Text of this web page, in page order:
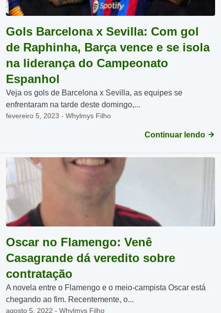
Gols Barcelona x Sevilla: Com gol
de Raphinha, Barça vence e se isola
na liderança do Campeonato
Espanhol
Veja os gols de Barcelona x Sevilla, as equipes se
enfrentaram na tarde deste domingo,...
fevereiro 5, 2023 - Whylmys Filho
Continuar lendo
Oscar no Flamengo: Venê
Casagrande dá veredito sobre
contratação
A novela entre o Flamengo e o meio-campista Oscar está
chegando ao fim. Recentemente, o...
agosto 5, 2022 - Whylmys Filho